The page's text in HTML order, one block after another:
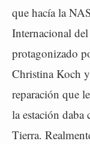
que hacía la
Internacional
protagonizado
Christina Koch
reparación que
la estación daba
Tierra.